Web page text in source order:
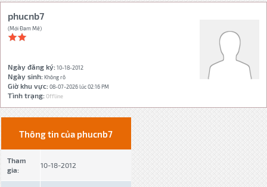
phucnb7
(Mới Đam Mê)
Ngày đăng ký:10-18-2012
Ngày sinh: Không rõ
Giờ khu vực:08-07-2026 lúc 02:16 PM
Tình trạng:Offline
Thông tin của phucnb7
Tham
gia:
10-18-2012